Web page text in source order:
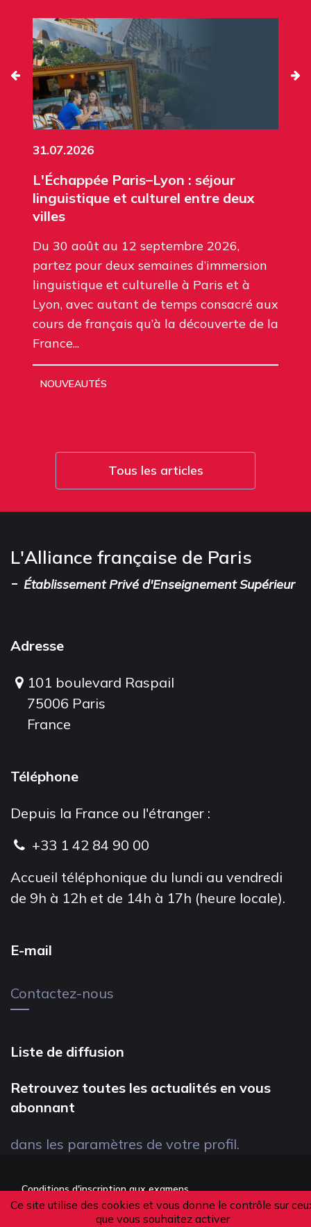
Ce site utilise des cookies et vous donne le contrôle sur
que vous souhaitez activer
31.07.2026
L'Échappée Paris–Lyon : séjour
linguistique et culturel entre deux
villes
Du 30 août au 12 septembre 2026,
partez pour deux semaines d’immersion
linguistique et culturelle à Paris et à
Lyon, avec autant de temps consacré aux
cours de français qu’à la découverte de la
France...
NOUVEAUTÉS
Tous les articles
L'Alliance française de Paris
- Établissement Privé d'Enseignement Supérieur
Adresse
101 boulevard Raspail
75006 Paris
France
Téléphone
Depuis la France ou l'étranger :
+33 1 42 84 90 00
Accueil téléphonique du lundi au vendredi
de 9h à 12h et de 14h à 17h (heure locale).
E-mail
Contactez-nous
Liste de diffusion
Retrouvez toutes les actualités en vous
abonnant
dans les paramètres de votre profil.
Conditions d'inscription aux examens
Politique de confidentialité